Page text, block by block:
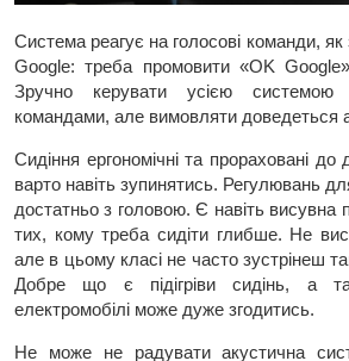
Система реагує на голосові команди,
Google: треба промовити «OK
Зручно керувати усією системою
командами, але вимовляти доведеться
Сидіння ергономічні та прораховані
варто навіть зупинятись. Регулювань
достатньо з головою. Є навіть висувна
тих, кому треба сидіти глибше. Не
але в цьому класі не часто зустрінеш
Добре що є підігріви сидінь, а
електромобілі може дуже згодитись.
Не може не радувати акустична